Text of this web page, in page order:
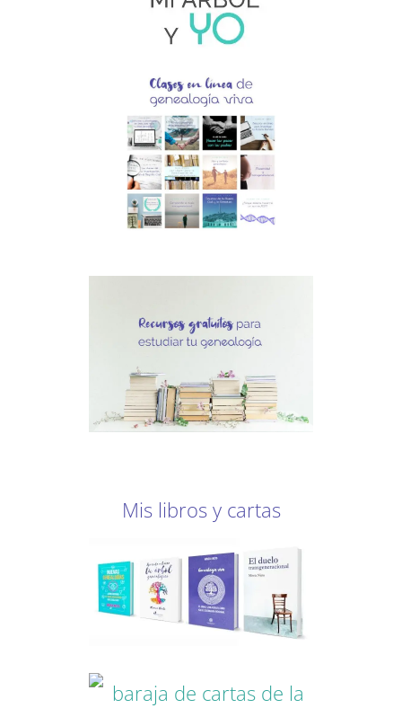
Mis libros y cartas